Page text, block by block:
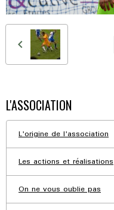
L'ASSOCIATION
L'origine de l'association
Les actions et réalisations
On ne vous oublie pas